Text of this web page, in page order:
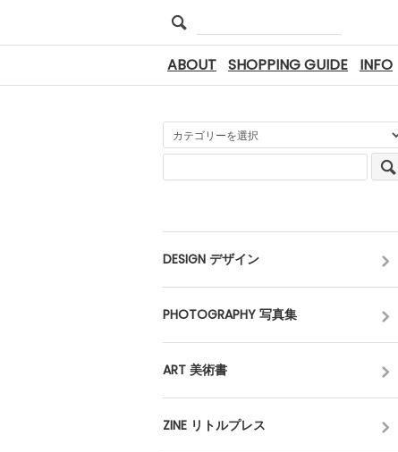
ABOUT SHOPPING GUIDE INFO
DESIGN デザイン
PHOTOGRAPHY 写真集
ART 美術書
ZINE リトルプレス